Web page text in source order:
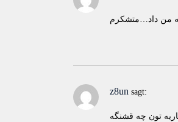
z8un sagt: